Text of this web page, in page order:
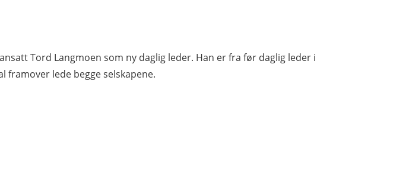
Tord Langmoen som ny daglig leder. Han er fra før daglig leder i
framover lede begge selskapene.